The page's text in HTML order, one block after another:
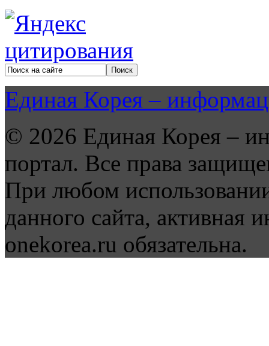
Единая Корея –
© 2026 Единая Корея –
портал. Все права
При любом
данного сайта, активная
onekorea.ru обязательна.